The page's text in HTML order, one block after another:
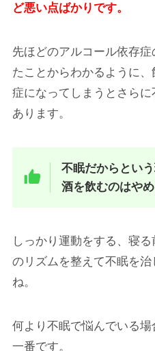
ど悪い点ばかりです。
先ほどのアルコール依存
たことからわかるように
症になってしまうとさら
あります。
不眠だからとい
酒を飲むのはやめ
しっかり運動をする、寝
のリズムを整えて不眠を
ね。
何より不眠で悩んでいる
一番です。